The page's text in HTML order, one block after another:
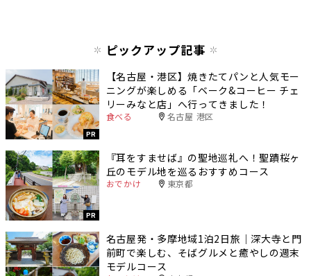
ピックアップ記事
PR
【名古屋・港区】焼きたてパンと人気モー
ニングが楽しめる「ベーク&コーヒー チェ
リーみなと店」へ行ってきました！
食べる 名古屋 港区
PR
『耳をすませば』の聖地巡礼へ！聖蹟桜ヶ
丘のモデル地を巡るおすすめコース
おでかけ 東京都
名古屋発・多摩地域1泊2日旅｜深大寺と門
前町で楽しむ、そばグルメと癒やしの週末
モデルコース